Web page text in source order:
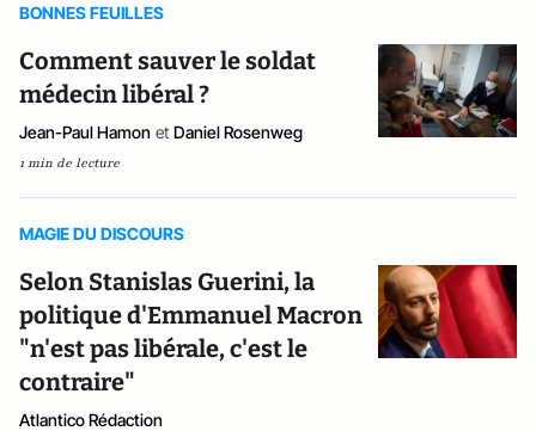
BONNES FEUILLES
Comment sauver le soldat
médecin libéral ?
Jean-Paul Hamon et Daniel Rosenweg
1 min de lecture
MAGIE DU DISCOURS
Selon Stanislas Guerini, la
politique d'Emmanuel Macron
"n'est pas libérale, c'est le
contraire"
Atlantico Rédaction